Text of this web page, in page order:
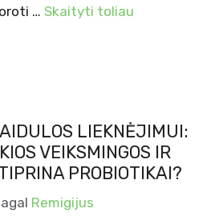
… Skaityti toliau
LIEKNĖJIMUI:
VEIKSMINGOS IR
PROBIOTIKAI?
Remigijus